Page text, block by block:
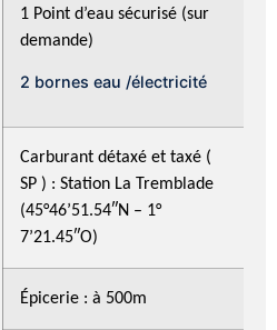
1 Point d’eau sécurisé (sur
demande)
2 bornes eau /électricité
Carburant détaxé et taxé (
SP ) : Station La Tremblade
(45°46’51.54″N – 1°
7’21.45″O)
Épicerie : à 500m